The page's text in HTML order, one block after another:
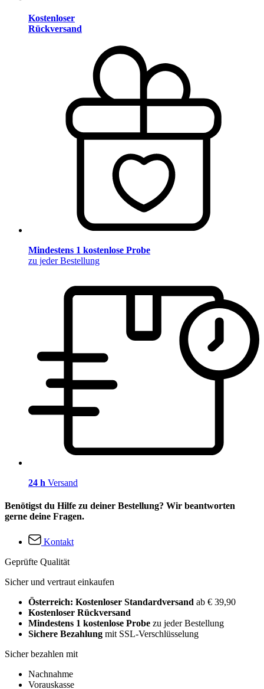
Kostenloser
Rückversand
Mindestens 1 kostenlose Probe
zu jeder Bestellung
24 h Versand
Benötigst du Hilfe zu deiner Bestellung? Wir beantworten
gerne deine Fragen.
Kontakt
Geprüfte Qualität
Sicher und vertraut einkaufen
Österreich: Kostenloser Standardversand ab € 39,90
Kostenloser Rückversand
Mindestens 1 kostenlose Probe zu jeder Bestellung
Sichere Bezahlung mit SSL-Verschlüsselung
Sicher bezahlen mit
Nachnahme
Vorauskasse